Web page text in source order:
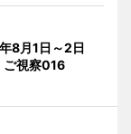
8月1日～2日
ご視察016